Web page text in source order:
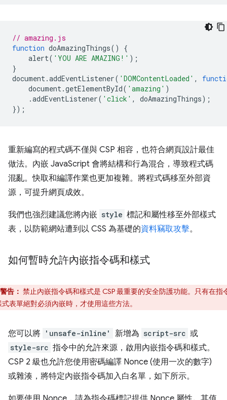
// amazing.js
function doAmazingThings()
{
alert( 'YOU ARE AMAZING!' );
}
document .addEventListener( 'DOMContentLoaded' ,
document .getElementById( 'amazing' )
.addEventListener( 'click' , doAmazingThings);
});
重新編寫的程式碼不僅與 CSP 相容，也符合網頁設計最佳
做法。內嵌 JavaScript 會將結構和行為混合，導致程式碼
混亂。快取和編譯作業也更加複雜。將程式碼移至外部資
源，可提升網頁成效。
我們也強烈建議您將內嵌 style 標記和屬性移至外部樣式
表，以防範網站遭到以 CSS 為基礎的資料竊取攻擊。
如何暫時允許內嵌指令碼和樣式
警告： 禁止內嵌指令碼和樣式是 CSP 最重要的安全防護功能。只有在指
表單絕對必須內嵌時，才使用這些方法。
您可以將 'unsafe-inline' 新增為 script-src 或
style-src 指令中的允許來源，啟用內嵌指令碼和樣式。
CSP 2 級也允許您使用密碼編譯 Nonce (使用一次的數字)
或雜湊，將特定內嵌指令碼加入白名單，如下所示。